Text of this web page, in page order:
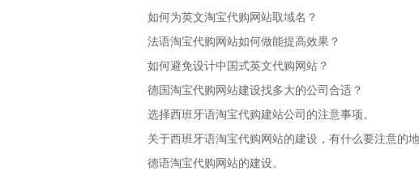
如何为英文淘宝代购网站取域名？
法语淘宝代购网站如何做能提高效果？
如何避免设计中国式英文代购网站？
德国淘宝代购网站建设找多大的公司合适？
选择西班牙语淘宝代购建站公司的注意事项。
关于西班牙语淘宝代购网站的建设，有什么要注意的
德语淘宝代购网站的建设。